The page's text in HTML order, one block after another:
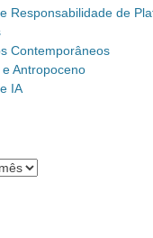
Responsabilidade de
Contemporâneos
Antropoceno
IA